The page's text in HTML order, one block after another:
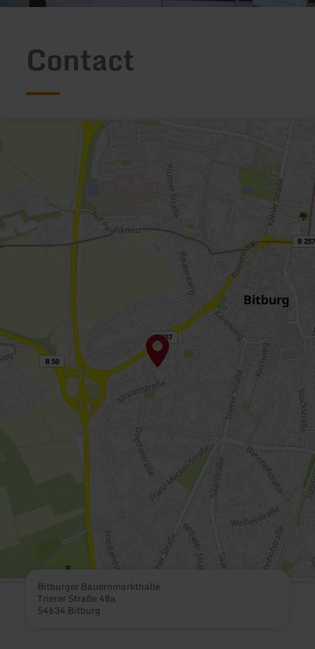
Contact
Bitburger Bauernmarkthalle
Trierer Straße 48a
54634 Bitburg